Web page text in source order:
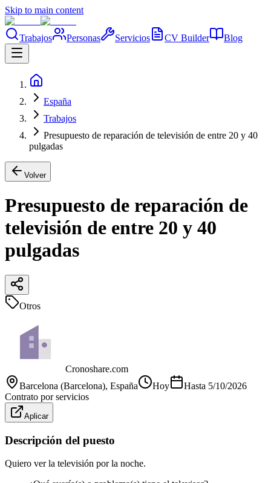
Skip to main content
Trabajos Personas Servicios CV Builder Blog
España
Trabajos
Presupuesto de reparación de televisión de entre 20 y 40
pulgadas
Volver
Presupuesto de reparación de
televisión de entre 20 y 40
pulgadas
Otros
Cronoshare.com
Barcelona (Barcelona), España Hoy Hasta 5/10/2026
Contrato por servicios
Aplicar
Descripción del puesto
Quiero ver la televisión por la noche.